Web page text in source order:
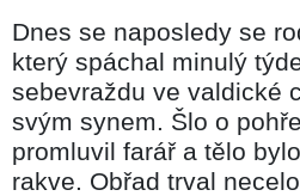
Dnes se naposledy se
který spáchal minulý
sebevraždu ve valdické
svým synem. Šlo o
promluvil farář a tělo
rakve. Obřad trval